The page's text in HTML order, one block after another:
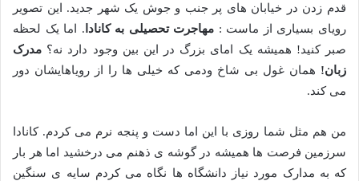
قدم زدن در خیابان های پر جنب و جوش یک شهر جدید. این تصویر
رویای بسیاری از ماست : مهاجرت تحصیلی به کانادا . اما یک لحظه
صبر کنید! همیشه یک امای بزرگ در این بین وجود دارد نه؟ مدرک
زبان! همان غول بی شاخ ودمی که خیلی ها را از رویاهایشان دور
می کند.
من هم مثل شما روزی با این اما دست و پنجه نرم می کردم. کانادا
سرزمین فرصت ها همیشه در گوشه ی ذهنم می درخشید اما هر بار
که به مدارک مورد نیاز دانشگاه ها نگاه می کردم سایه ی سنگین